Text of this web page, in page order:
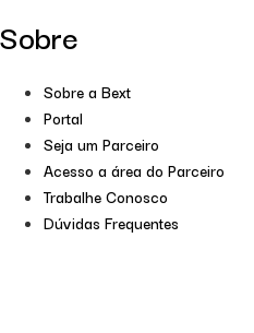
Sobre
Sobre a Bext
Portal
Seja um Parceiro
Acesso a área do Parceiro
Trabalhe Conosco
Dúvidas Frequentes